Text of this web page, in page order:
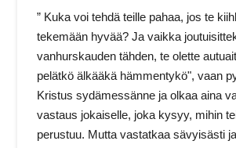
” Kuka voi tehdä teille pahaa, jos te
tekemään hyvää? Ja vaikka
vanhurskauden tähden, te olette
pelätkö älkääkä hämmentykö", vaan
Kristus sydämessänne ja olkaa aina
vastaus jokaiselle, joka kysyy, mihin
perustuu. Mutta vastatkaa sävyisästi